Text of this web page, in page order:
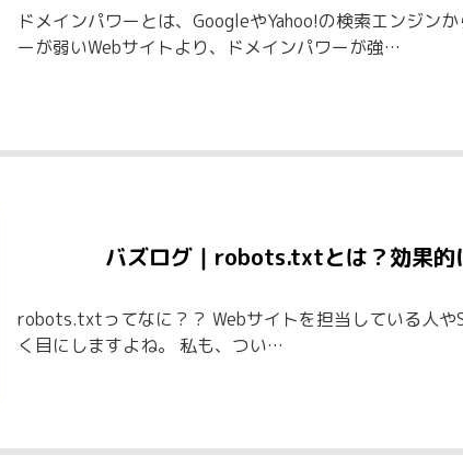
ドメインパワーとは、GoogleやYahoo!の検索エンジン
ーが弱いWebサイトより、ドメインパワーが強…
バズログ｜robots.txtとは？効果的
robots.txtってなに？？ Webサイトを担当している人
く目にしますよね。 私も、つい…